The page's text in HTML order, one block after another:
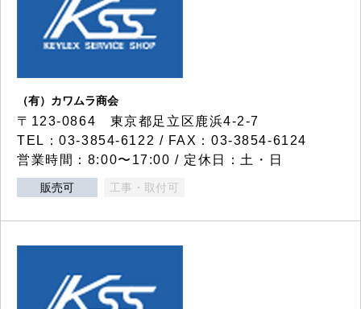
（有）カワムラ商会
〒123-0864 東京都足立区鹿浜4-2-7
TEL：03-3854-6122 / FAX：03-3854-6124
営業時間：8:00〜17:00 / 定休日：土・日
販売可 工事・取付可